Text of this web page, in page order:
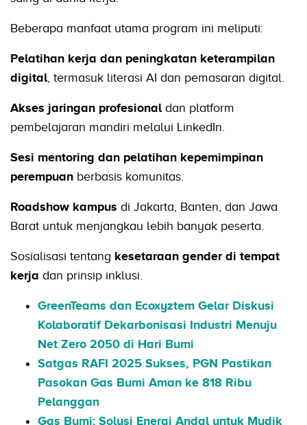
Beberapa manfaat utama program ini meliputi:
Pelatihan kerja dan peningkatan keterampilan
digital, termasuk literasi AI dan pemasaran digital.
Akses jaringan profesionaldan platform
pembelajaran mandiri melalui LinkedIn.
Sesi mentoring dan pelatihan kepemimpinan
perempuan berbasis komunitas.
Roadshow kampus di Jakarta, Banten, dan Jawa
Barat untuk menjangkau lebih banyak peserta.
Sosialisasi tentang kesetaraan gender di tempat
kerja dan prinsip inklusi.
GreenTeams dan Ecoxyztem Gelar Diskusi
Kolaboratif Dekarbonisasi Industri Menuju
Net Zero 2050 di Hari Bumi
Satgas RAFI 2025 Sukses, PGN Pastikan
Pasokan Gas Bumi Aman ke 818 Ribu
Pelanggan
Gas Bumi: Solusi Energi Andal untuk Mudik